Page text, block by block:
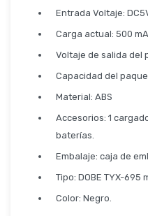
Entrada Voltaje:
Carga actual: 500 mA
Voltaje de salida del
Capacidad del
Material: ABS
Accesorios: 1
baterías.
Embalaje: caja de
Tipo: DOBE TYX-695
Color: Negro.